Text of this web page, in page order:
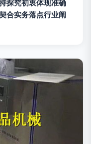
探究初衷体现准确
合实务落点行业阐